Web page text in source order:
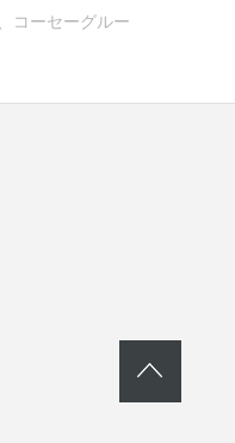
コーセーグルー